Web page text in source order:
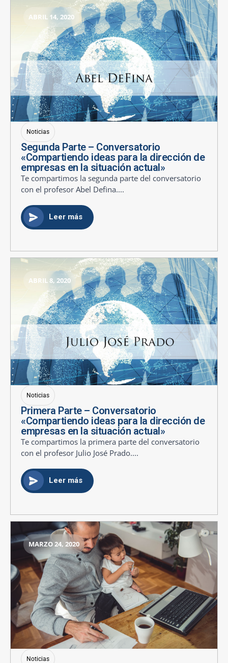
ABRIL 14, 2020
Noticias
Segunda Parte – Conversatorio
«Compartiendo ideas para la dirección de
empresas en la situación actual»
Te compartimos la segunda parte del conversatorio
con el profesor Abel Defina....
Leer más
ABRIL 8, 2020
Noticias
Primera Parte – Conversatorio
«Compartiendo ideas para la dirección de
empresas en la situación actual»
Te compartimos la primera parte del conversatorio
con el profesor Julio José Prado....
Leer más
MARZO 24, 2020
Noticias